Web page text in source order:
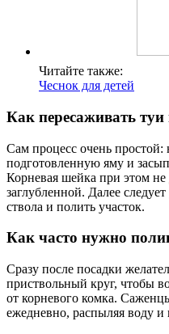
Читайте также:
Чеснок для детей
Как пересаживать туи
Сам процесс очень простой:
подготовленную яму и
Корневая шейка при этом
заглубленной. Далее
ствола и полить участок.
Как часто нужно
Сразу после посадки
приствольный круг, чтобы
от корневого комка.
ежедневно, распыляя воду